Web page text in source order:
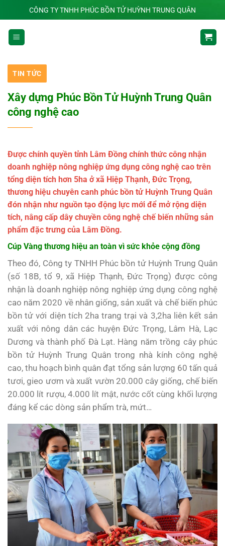
đến
nội
dung
CÔNG TY TNHH PHÚC BỒN TỬ HUỲNH TRUNG QUÂN
TIN TỨC
Xây dựng Phúc Bồn Tử Huỳnh Trung Quân
công nghệ cao
Được chính quyền tỉnh Lâm Đồng chính thức công nhận
doanh nghiệp nông nghiệp ứng dụng công nghệ cao trên
tổng diện tích hơn 5ha ở xã Hiệp Thạnh, Đức Trọng,
thương hiệu chuyên canh phúc bồn tử Huỳnh Trung Quân
đón nhận như nguồn tạo động lực mới để mở rộng diện
tích, nâng cấp dây chuyền công nghệ chế biến những sản
phẩm đặc trưng của Lâm Đồng.
Cúp Vàng thương hiệu an toàn vì sức khỏe cộng đồng
Theo đó, Công ty TNHH Phúc bồn tử Huỳnh Trung Quân
(số 18B, tổ 9, xã Hiệp Thạnh, Đức Trọng) được công
nhận là doanh nghiệp nông nghiệp ứng dụng công nghệ
cao năm 2020 về nhân giống, sản xuất và chế biến phúc
bồn tử với diện tích 2ha trang trại và 3,2ha liên kết sản
xuất với nông dân các huyện Đức Trọng, Lâm Hà, Lạc
Dương và thành phố Đà Lạt. Hàng năm trồng cây phúc
bồn tử Huỳnh Trung Quân trong nhà kính công nghệ
cao, thu hoạch bình quân đạt tổng sản lượng 60 tấn quả
tươi, gieo ươm và xuất vườn 20.000 cây giống, chế biến
20.000 lít rượu, 4.000 lít mật, nước cốt cùng khối lượng
đáng kể các dòng sản phẩm trà, mứt…